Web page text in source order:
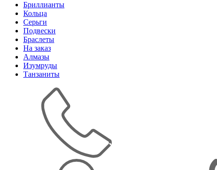
Бриллианты
Кольца
Серьги
Подвески
Браслеты
На заказ
Алмазы
Изумруды
Танзаниты